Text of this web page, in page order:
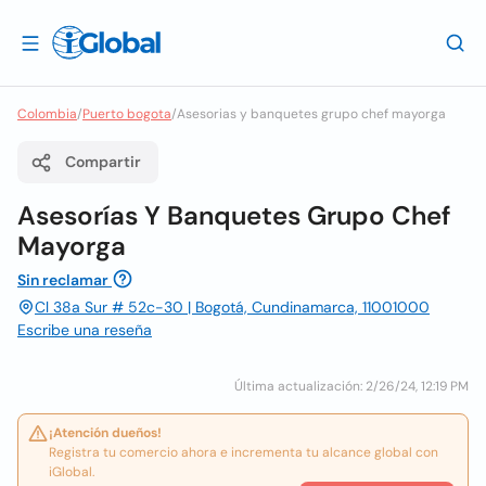
Colombia/Puerto bogota/Asesorias y banquetes grupo chef mayorga
Compartir
Asesorías Y Banquetes Grupo Chef
Mayorga
Sin reclamar
Cl 38a Sur # 52c-30 | Bogotá, Cundinamarca, 11001000
Escribe una reseña
Última actualización: 2/26/24, 12:19 PM
¡Atención dueños!
Registra tu comercio ahora e incrementa tu alcance global con
iGlobal.